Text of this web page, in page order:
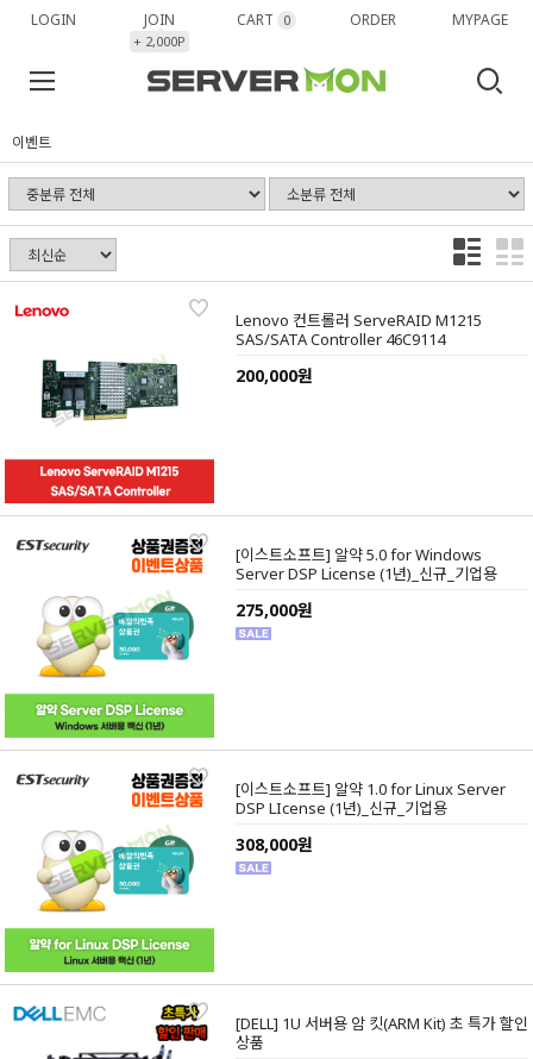
LOGIN JOIN
+ 2,000P
CART 0 ORDER MYPAGE
이벤트
Lenovo 컨트롤러 ServeRAID M1215
SAS/SATA Controller 46C9114
200,000원
[이스트소프트] 알약 5.0 for Windows
Server DSP License (1년)_신규_기업용
275,000원
[이스트소프트] 알약 1.0 for Linux Server
DSP LIcense (1년)_신규_기업용
308,000원
[DELL] 1U 서버용 암 킷(ARM Kit) 초 특가 할인
상품